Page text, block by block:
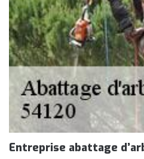
Entreprise abattage